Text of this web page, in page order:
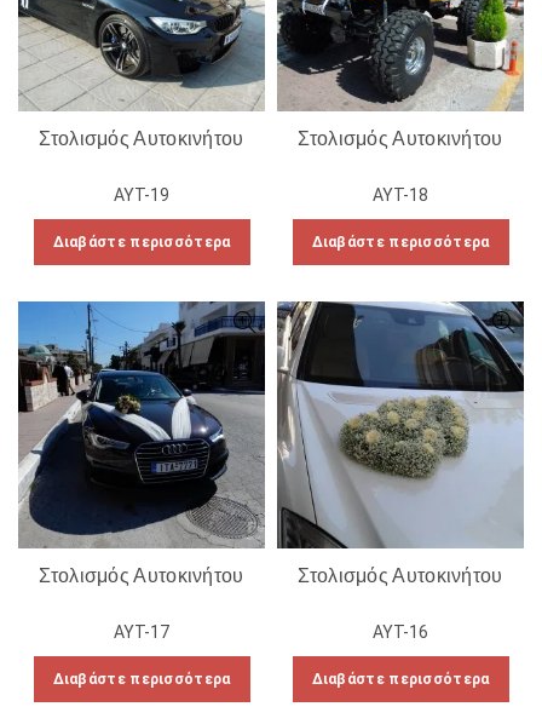
Στολισμός Αυτοκινήτου
ΑΥΤ-19
Διαβάστε περισσότερα
Στολισμός Αυτοκινήτου
ΑΥΤ-18
Διαβάστε περισσότερα
Στολισμός Αυτοκινήτου
ΑΥΤ-17
Διαβάστε περισσότερα
Στολισμός Αυτοκινήτου
ΑΥΤ-16
Διαβάστε περισσότερα